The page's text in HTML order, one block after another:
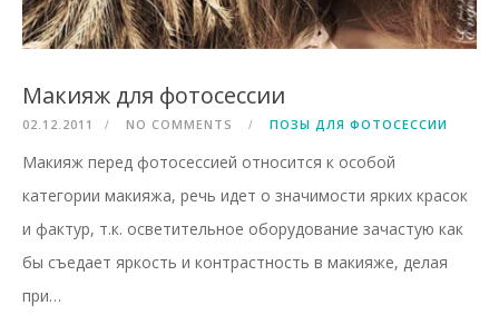
Макияж для фотосессии
02.12.2011 NO COMMENTS ПОЗЫ ДЛЯ ФОТОСЕССИИ
Макияж перед фотосессией относится к особой
категории макияжа, речь идет о значимости ярких красок
и фактур, т.к. осветительное оборудование зачастую как
бы съедает яркость и контрастность в макияже, делая
при…